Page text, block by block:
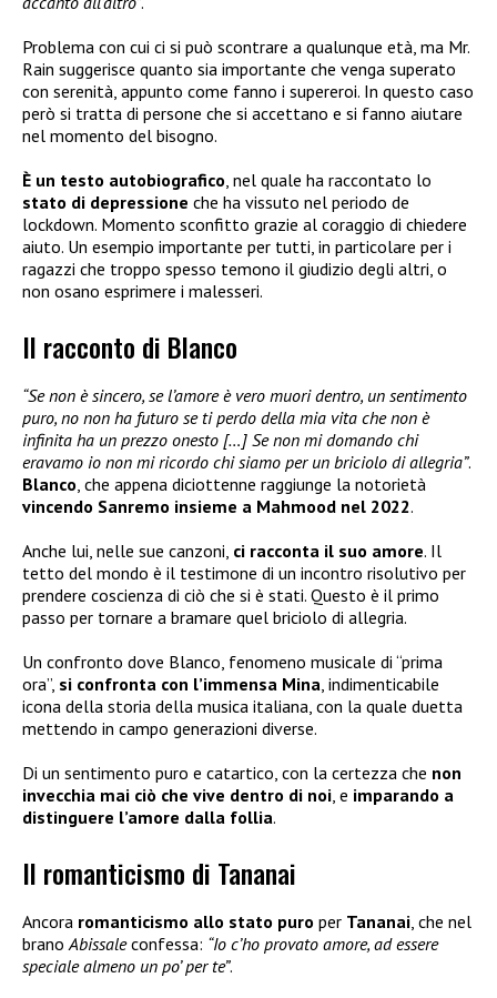
Problema con cui ci si può scontrare a qualunque età, ma Mr.
Rain suggerisce quanto sia importante che venga superato
con serenità, appunto come fanno i supereroi. In questo caso
però si tratta di persone che si accettano e si fanno aiutare
nel momento del bisogno.
È un testo autobiografico , nel quale ha raccontato lo
stato di depressione che ha vissuto nel periodo de
lockdown. Momento sconfitto grazie al coraggio di chiedere
aiuto. Un esempio importante per tutti, in particolare per i
ragazzi che troppo spesso temono il giudizio degli altri, o
non osano esprimere i malesseri.
Il racconto di Blanco
“Se non è sincero, se l’amore è vero muori dentro, un sentimento
puro, no non ha futuro se ti perdo della mia vita che non è
infinita ha un prezzo onesto […] Se non mi domando chi
eravamo io non mi ricordo chi siamo per un briciolo di allegria”.
Blanco , che appena diciottenne raggiunge la notorietà
vincendo Sanremo insieme a Mahmood nel 2022.
Anche lui, nelle sue canzoni, ci racconta il suo amore. Il
tetto del mondo è il testimone di un incontro risolutivo per
prendere coscienza di ciò che si è stati. Questo è il primo
passo per tornare a bramare quel briciolo di allegria.
Un confronto dove Blanco, fenomeno musicale di “prima
ora”, si confronta con l’immensa Mina , indimenticabile
icona della storia della musica italiana, con la quale duetta
mettendo in campo generazioni diverse.
Di un sentimento puro e catartico, con la certezza che non
invecchia mai ciò che vive dentro di noi , e imparando a
distinguere l’amore dalla follia.
Il romanticismo di Tananai
Ancora romanticismo allo stato puro per Tananai, che nel
branoAbissaleconfessa: “Io c’ho provato amore, ad essere
speciale almeno un po’ per te”.